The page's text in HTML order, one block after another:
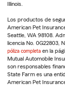
Illinois.
Los productos de
American Pet
Seattle, WA 98108.
licencia No. 0G22803,
póliza completa en la
Mutual Automobile
son responsables
State Farm es una
American Pet